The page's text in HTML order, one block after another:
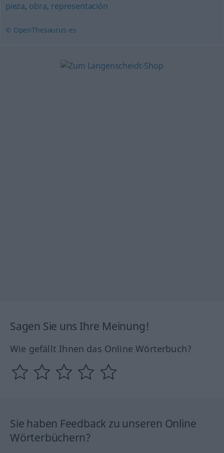
pieza, obra, representación
© OpenThesaurus-es
Sagen Sie uns Ihre Meinung!
Wie gefällt Ihnen das Online Wörterbuch?
Sie haben Feedback zu unseren Online
Wörterbüchern?